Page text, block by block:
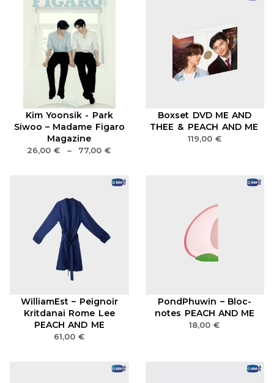
Kim Yoonsik - Park
Siwoo – Madame Figaro
Magazine
26,00€ – 77,00€
Boxset DVD ME AND
THEE & PEACH AND ME
119,00 €
WilliamEst – Peignoir
Kritdanai Rome Lee
PEACH AND ME
61,00 €
PondPhuwin – Bloc-
notes PEACH AND ME
18,00€